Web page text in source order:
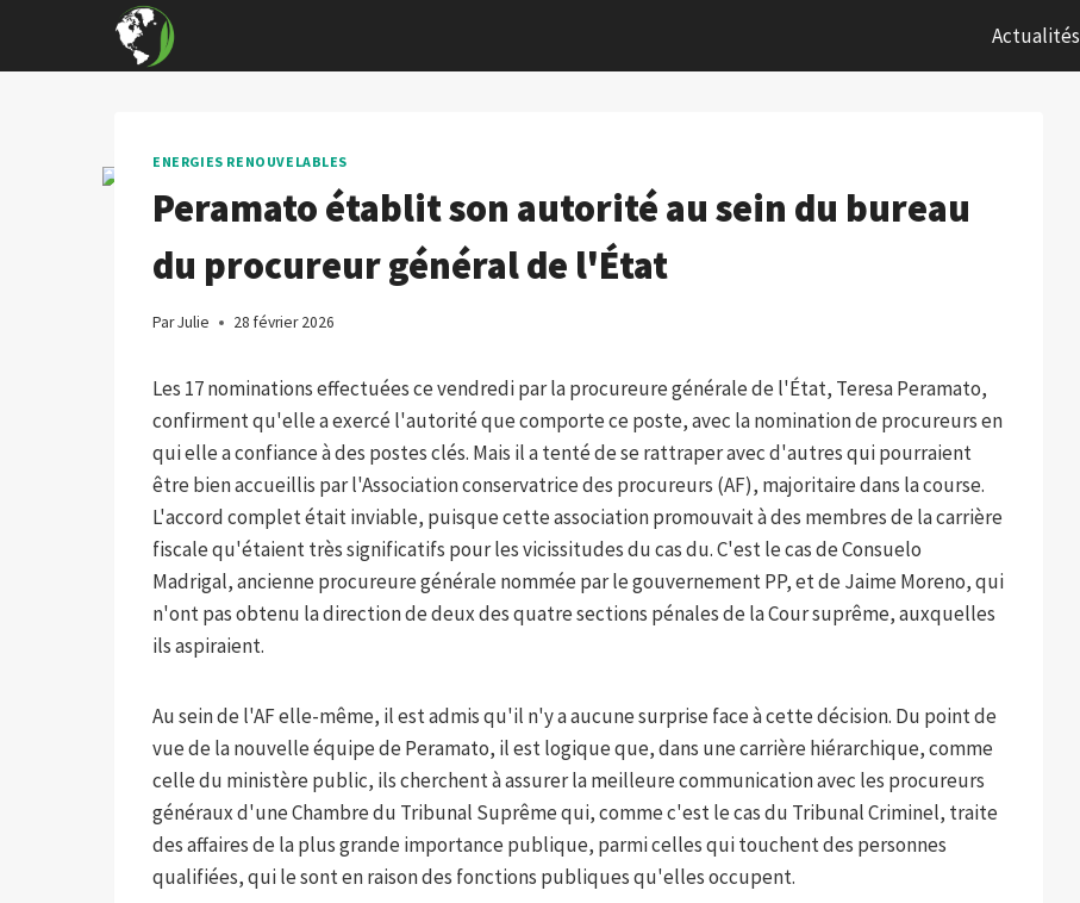
content
Actualités
ENERGIES RENOUVELABLES
Peramato établit son autorité au sein du bureau
du procureur général de l'État
ParJulie 28 février 2026
Les 17 nominations effectuées ce vendredi par la procureure générale de l'État, Teresa Peramato,
confirment qu'elle a exercé l'autorité que comporte ce poste, avec la nomination de procureurs en
qui elle a confiance à des postes clés. Mais il a tenté de se rattraper avec d'autres qui pourraient
être bien accueillis par l'Association conservatrice des procureurs (AF), majoritaire dans la course.
L'accord complet était inviable, puisque cette association promouvait à des membres de la carrière
fiscale qu'étaient très significatifs pour les vicissitudes du cas du. C'est le cas de Consuelo
Madrigal, ancienne procureure générale nommée par le gouvernement PP, et de Jaime Moreno, qui
n'ont pas obtenu la direction de deux des quatre sections pénales de la Cour suprême, auxquelles
ils aspiraient.
Au sein de l'AF elle-même, il est admis qu'il n'y a aucune surprise face à cette décision. Du point de
vue de la nouvelle équipe de Peramato, il est logique que, dans une carrière hiérarchique, comme
celle du ministère public, ils cherchent à assurer la meilleure communication avec les procureurs
généraux d'une Chambre du Tribunal Suprême qui, comme c'est le cas du Tribunal Criminel, traite
des affaires de la plus grande importance publique, parmi celles qui touchent des personnes
qualifiées, qui le sont en raison des fonctions publiques qu'elles occupent.